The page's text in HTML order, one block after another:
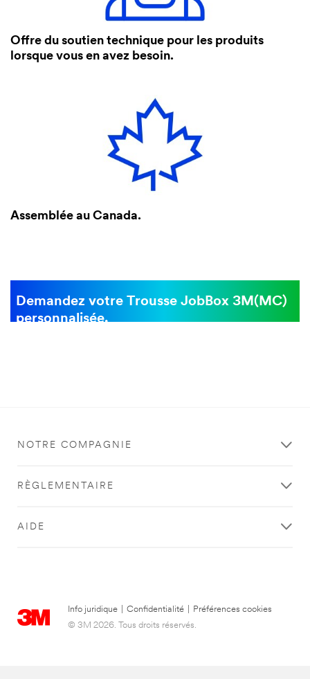
Offre du soutien technique pour les produits
lorsque vous en avez besoin.
Assemblée au Canada.
Demandez votre Trousse JobBox 3M(MC)
personnalisée.
NOTRE COMPAGNIE
RÈGLEMENTAIRE
AIDE
Info juridique Confidentialité
Préférences cookies
© 3M 2026. Tous droits réservés.